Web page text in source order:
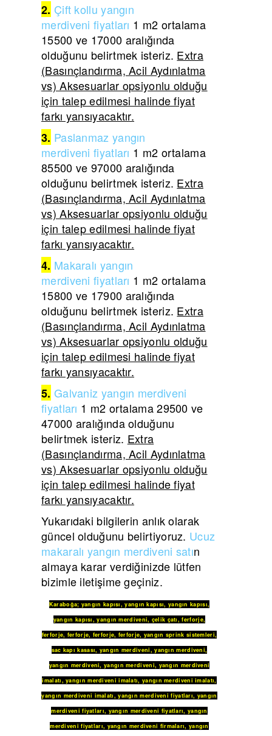
2. Çift kollu yangın
merdivenifiyatları 1 m2 ortalama
15500 ve 17000 aralığında
olduğunu belirtmek isteriz. Extra
(Basınçlandırma, Acil Aydınlatma
vs) Aksesuarlar opsiyonlu olduğu
için talep edilmesi halinde fiyat
farkı yansıyacaktır.
3. Paslanmaz yangın
merdivenifiyatları 1 m2 ortalama
85500 ve 97000 aralığında
olduğunu belirtmek isteriz. Extra
(Basınçlandırma, Acil Aydınlatma
vs) Aksesuarlar opsiyonlu olduğu
için talep edilmesi halinde fiyat
farkı yansıyacaktır.
4. Makaralı yangın
merdivenifiyatları 1 m2 ortalama
15800 ve 17900 aralığında
olduğunu belirtmek isteriz. Extra
(Basınçlandırma, Acil Aydınlatma
vs) Aksesuarlar opsiyonlu olduğu
için talep edilmesi halinde fiyat
farkı yansıyacaktır.
5. Galvaniz yangın merdiveni
fiyatları 1 m2 ortalama 29500 ve
47000 aralığında olduğunu
belirtmek isteriz. Extra
(Basınçlandırma, Acil Aydınlatma
vs) Aksesuarlar opsiyonlu olduğu
için talep edilmesi halinde fiyat
farkı yansıyacaktır.
Yukarıdaki bilgilerin anlık olarak
güncel olduğunu belirtiyoruz. Ucuz
makaralı yangın merdiveni satın
almaya karar verdiğinizde lütfen
bizimle iletişime geçiniz.
Karaboğa; yangın kapısı,yangın kapısı, yangın kapısı,
yangın kapısı,yangın merdiveni, çelik çatı,ferforje,
ferforje, ferforje, ferforje, ferforje, yangın sprink sistemleri,
sac kapı kasası, yangın merdiveni,yangın merdiveni,
yangın merdiveni,yangın merdiveni, yangın merdiveni
imalatı,yangın merdiveni imalatı, yangın merdiveni imalatı,
yangın merdiveni imalatı,yangın merdiveni fiyatları, yangın
merdiveni fiyatları, yangın merdiveni fiyatları, yangın
merdiveni fiyatları, yangın merdiveni firmaları, yangın